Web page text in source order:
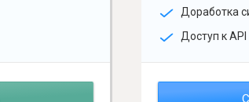
Доработка
Доступ к API